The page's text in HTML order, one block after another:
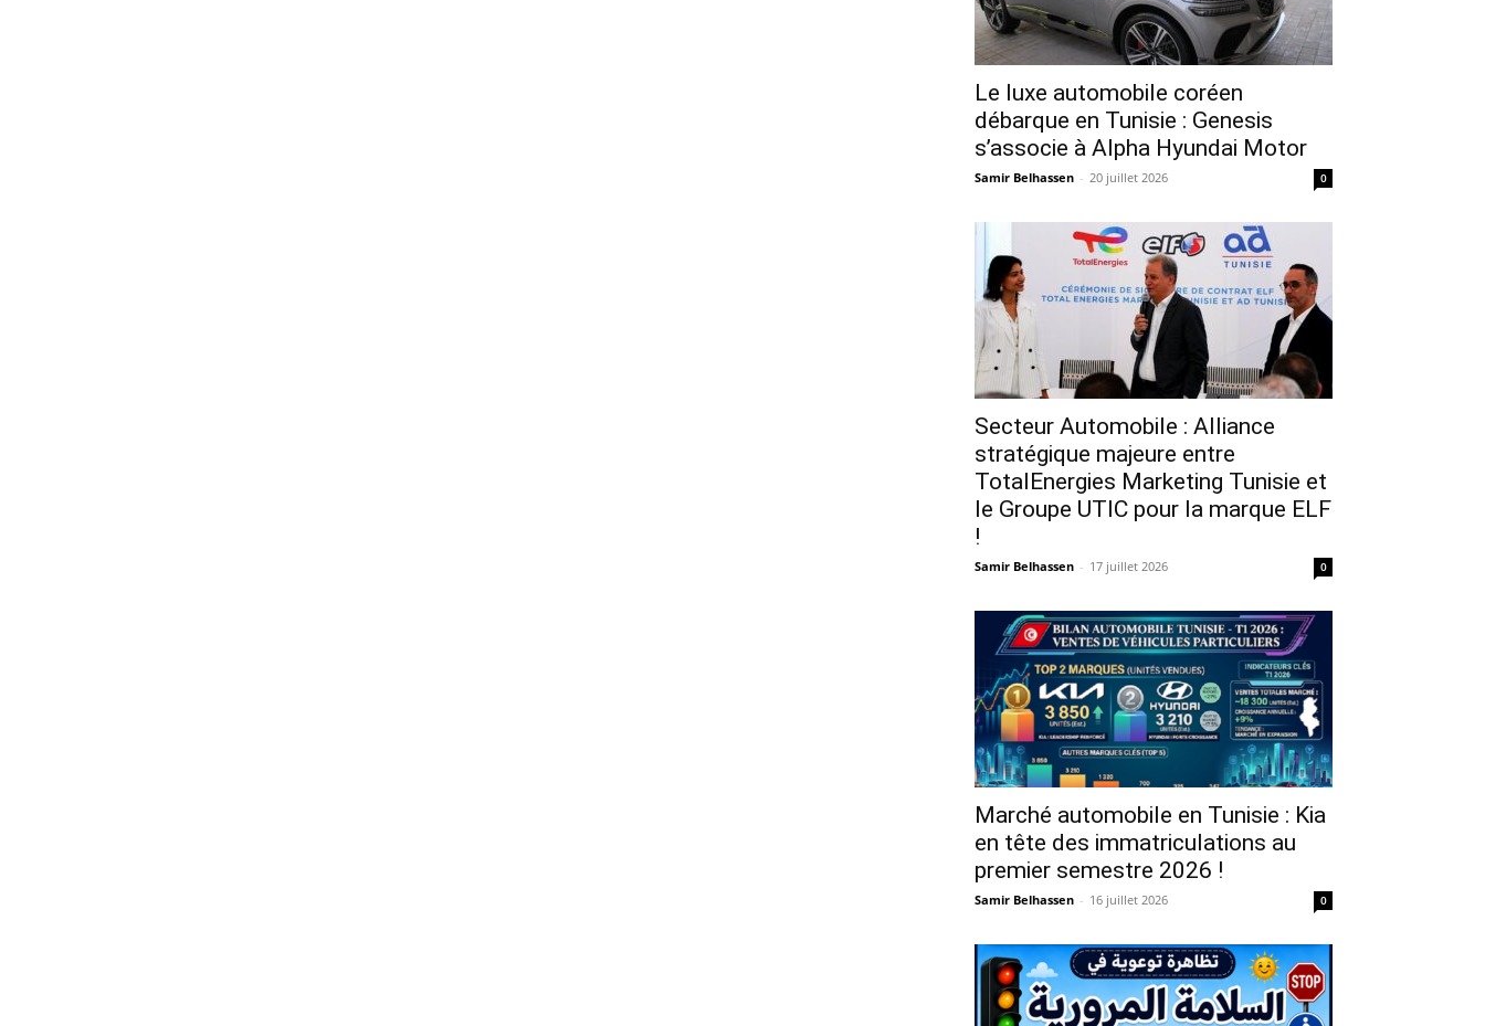
Le luxe automobile coréen
débarque en Tunisie : Genesis
s’associe à Alpha Hyundai Motor
Samir Belhassen - 20 juillet 2026 0
Secteur Automobile : Alliance
stratégique majeure entre
TotalEnergies Marketing Tunisie et
le Groupe UTIC pour la marque ELF
!
Samir Belhassen - 17 juillet 2026 0
Marché automobile en Tunisie : Kia
en tête des immatriculations au
premier semestre 2026 !
Samir Belhassen - 16 juillet 2026 0